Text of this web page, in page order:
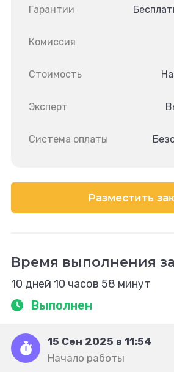
Гарантии
Комиссия
Стоимость
Эксперт
Система оплаты
Разместить
Время выполнения
10 дней 10 часов 58 минут
Выполнен
15 Сен 2025 в 11:54
Начало работы